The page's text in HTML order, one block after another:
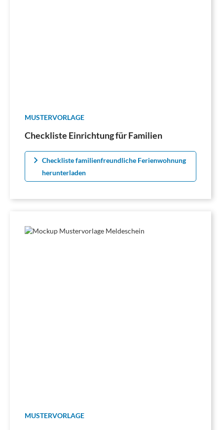
MUSTERVORLAGE
Checkliste Einrichtung für Familien
Checkliste familienfreundliche Ferienwohnung
herunterladen
MUSTERVORLAGE